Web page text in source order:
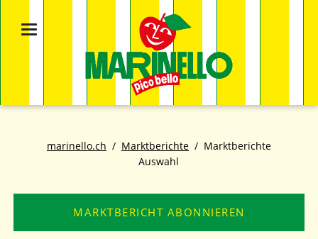
marinello.ch Marktberichte
Marktberichte
Auswahl
MARKTBERICHT ABONNIEREN